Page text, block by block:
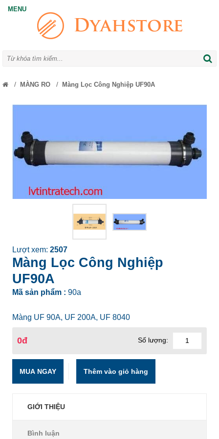
/ MÀNG RO / Màng Lọc Công Nghiệp UF90A
Lượt xem: 2507
Màng Lọc Công Nghiệp
UF90A
Mã sản phẩm : 90a
Màng UF 90A, UF 200A, UF 8040
0đ Số lượng:
MUA NGAY
GIỚI THIỆU
Bình luận